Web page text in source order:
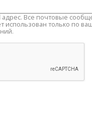
Все почтовые
использован только по